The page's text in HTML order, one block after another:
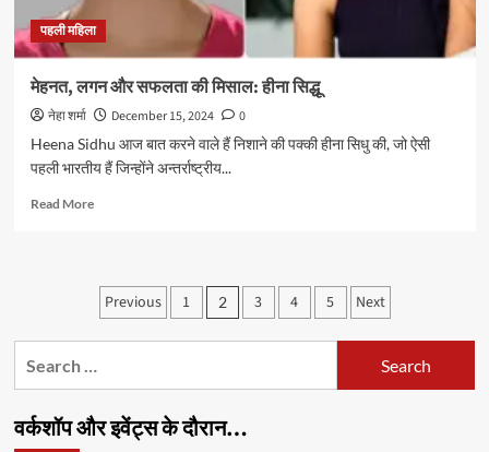
पहली महिला
मेहनत, लगन और सफलता की मिसाल: हीना सिद्धू
नेहा शर्मा December 15, 2024
0
Heena Sidhu आज बात करने वाले हैं निशाने की पक्की हीना सिधु की, जो ऐसी
पहली भारतीय हैं जिन्होंने अन्तर्राष्ट्रीय...
Read MoreRead
लगन
और
की
मिसाल:
हीना
Posts
pagination
Previous 1 2 3 4 5 Next
वर्कशॉप और इवेंट्स के दौरान…